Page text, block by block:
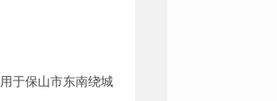
于保山市东南绕城